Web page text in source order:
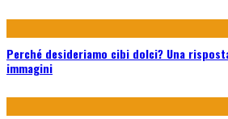
Perché desideriamo cibi dolci? Una
immagini